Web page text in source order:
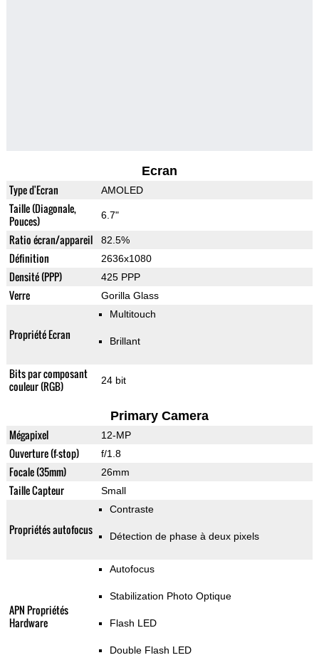
Ecran
Type d'Ecran AMOLED
Taille (Diagonale,
Pouces)
6.7"
Ratio écran/appareil 82.5%
Définition 2636x1080
Densité (PPP) 425 PPP
Verre Gorilla Glass
Propriété Ecran
Multitouch
Brillant
Bits par composant
couleur (RGB)
24 bit
Primary Camera
Mégapixel 12-MP
Ouverture (f-stop) f/1.8
Focale (35mm) 26mm
Taille Capteur Small
Propriétés autofocus
Contraste
Détection de phase à deux pixels
APN Propriétés
Hardware
Autofocus
Stabilization Photo Optique
Flash LED
Double Flash LED